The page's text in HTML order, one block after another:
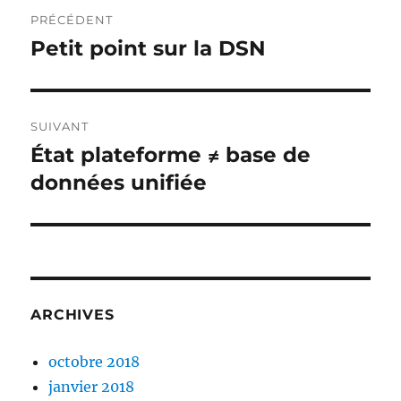
de
PRÉCÉDENT
Publication
Petit point sur la DSN
SUIVANT
Publication
suivante :
État plateforme ≠ base de
données unifiée
ARCHIVES
octobre 2018
janvier 2018